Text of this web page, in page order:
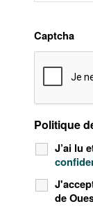
Captcha
Politique
J’ai lu
de